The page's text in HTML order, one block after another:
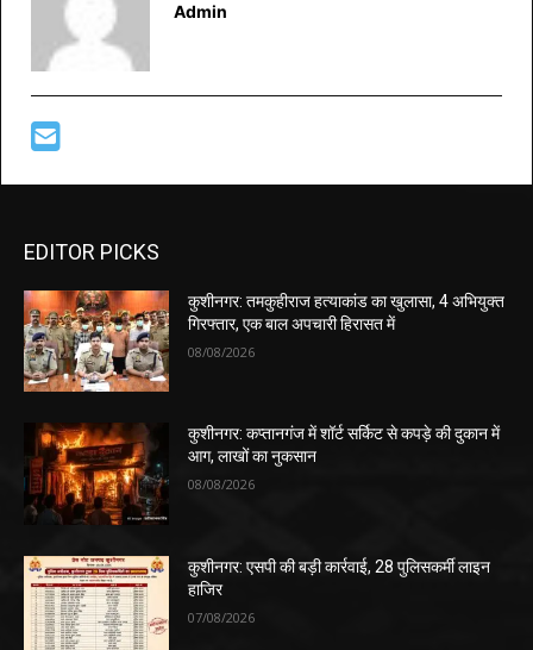
Admin
EDITOR PICKS
कुशीनगर: तमकुहीराज हत्याकांड का खुलासा, 4 अभियुक्त
गिरफ्तार, एक बाल अपचारी हिरासत में
08/08/2026
कुशीनगर: कप्तानगंज में शॉर्ट सर्किट से कपड़े की दुकान में
आग, लाखों का नुकसान
08/08/2026
कुशीनगर: एसपी की बड़ी कार्रवाई, 28 पुलिसकर्मी लाइन
हाजिर
07/08/2026